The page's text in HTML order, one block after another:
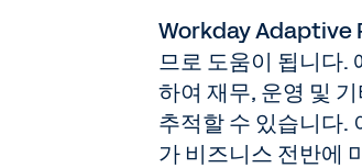
Workday Adaptive
므로 도움이 됩니다.
하여 재무, 운영 및
추적할 수 있습니다.
가 비즈니스 전반에